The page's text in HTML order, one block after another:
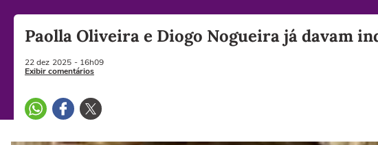
Paolla Oliveira e Diogo Nogueira já davam
22 dez 2025 - 16h09
Exibir comentários